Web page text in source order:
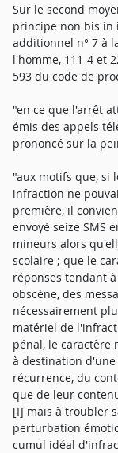
Sur le second
principe non bis in
additionnel n° 7 à
l'homme, 111-4 et
593 du code de
"en ce que l'arrêt
émis des appels
prononcé sur la
"aux motifs que, si
infraction ne
première, il
envoyé seize SMS
mineurs alors
scolaire ; que le
réponses tendant
obscène, des
nécessairement
matériel de
pénal, le caractère
à destination
récurrence, du
que de leur
[I] mais à troubler
perturbation
cumul idéal